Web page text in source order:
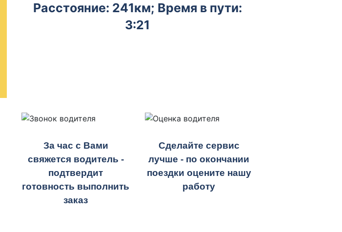
Расстояние: 241км; Время в пути:
3:21
За час с Вами
свяжется водитель -
подтвердит
готовность выполнить
заказ
Сделайте сервис
лучше - по окончании
поездки оцените нашу
работу